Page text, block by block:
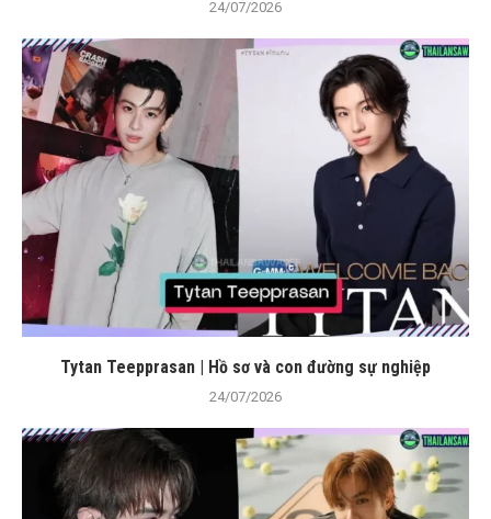
24/07/2026
Tytan Teepprasan | Hồ sơ và con đường sự nghiệp
24/07/2026